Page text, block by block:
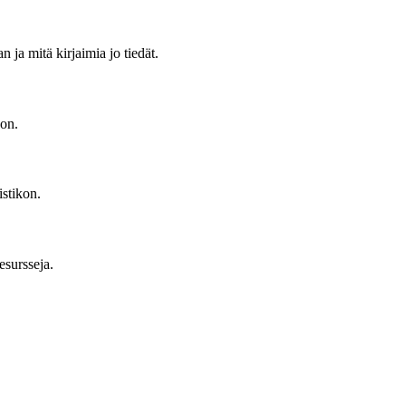
ja mitä kirjaimia jo tiedät.